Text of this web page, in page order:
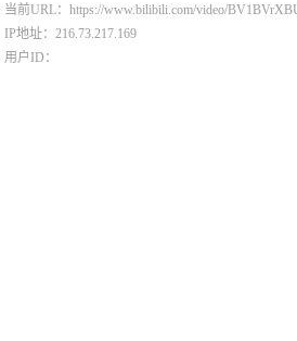
当前URL：https://www.bilibili.com/video/
IP地址：216.73.217.169
用户ID：